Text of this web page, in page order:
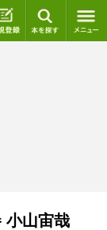
イン 新規登録
小山宙哉